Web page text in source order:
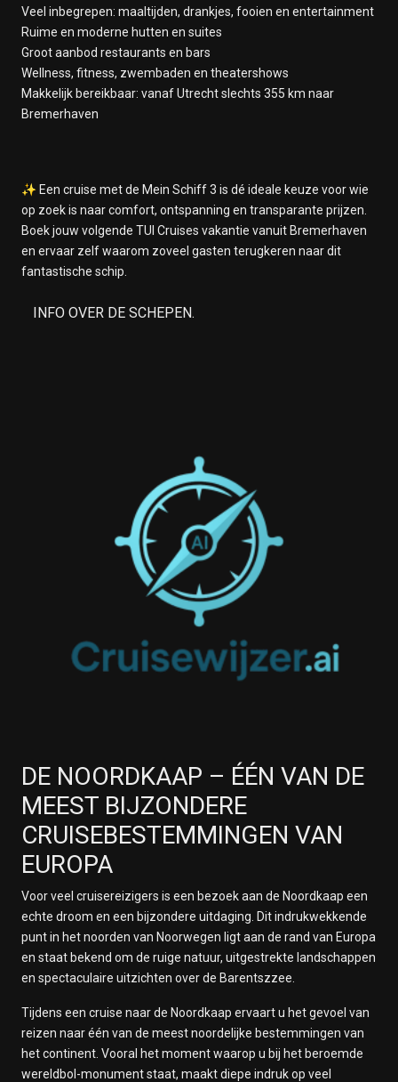
Veel inbegrepen: maaltijden, drankjes, fooien en entertainment
Ruime en moderne hutten en suites
Groot aanbod restaurants en bars
Wellness, fitness, zwembaden en theatershows
Makkelijk bereikbaar: vanaf Utrecht slechts 355 km naar
Bremerhaven
✨ Een cruise met de Mein Schiff 3 is dé ideale keuze voor wie
op zoek is naar comfort, ontspanning en transparante prijzen.
Boek jouw volgende TUI Cruises vakantie vanuit Bremerhaven
en ervaar zelf waarom zoveel gasten terugkeren naar dit
fantastische schip.
INFO OVER DE SCHEPEN.
DE NOORDKAAP – ÉÉN VAN DE
MEEST BIJZONDERE
CRUISEBESTEMMINGEN VAN
EUROPA
Voor veel cruisereizigers is een bezoek aan de Noordkaap een
echte droom en een bijzondere uitdaging. Dit indrukwekkende
punt in het noorden van Noorwegen ligt aan de rand van Europa
en staat bekend om de ruige natuur, uitgestrekte landschappen
en spectaculaire uitzichten over de Barentszzee.
Tijdens een cruise naar de Noordkaap ervaart u het gevoel van
reizen naar één van de meest noordelijke bestemmingen van
het continent. Vooral het moment waarop u bij het beroemde
wereldbol-monument staat, maakt diepe indruk op veel